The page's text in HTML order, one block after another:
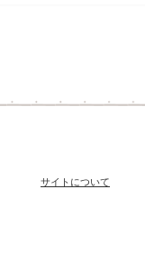
サイトについて